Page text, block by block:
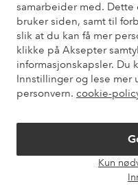
samarbeider med. Dette
bruker siden, samt til
slik at du kan få mer
klikke på Aksepter
informasjonskapsler. Du
Innstillinger og lese mer
personvern. cookie-
Kun
Vil du vite mer om
elpy